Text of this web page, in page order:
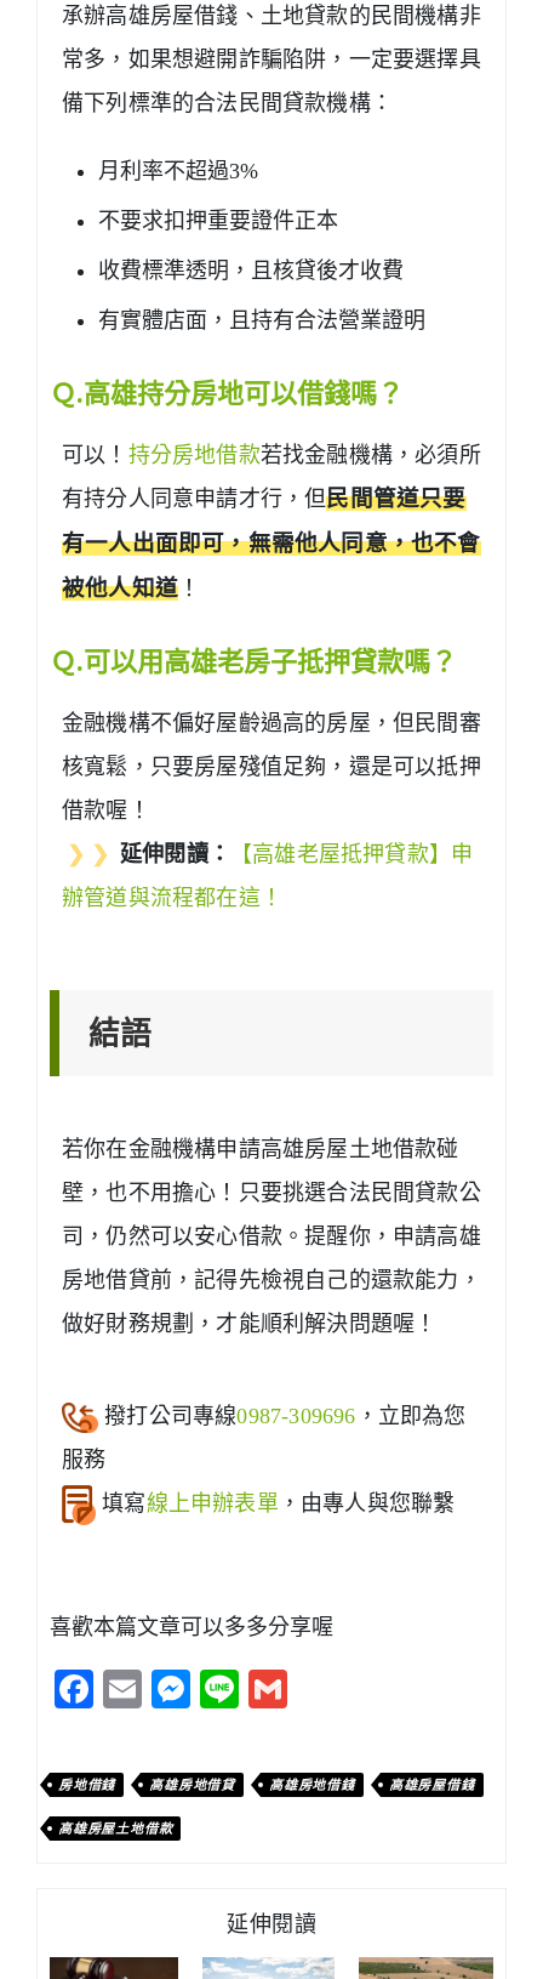
承辦高雄房屋借錢、土地貸款的民間機構非
常多，如果想避開詐騙陷阱，一定要選擇具
備下列標準的合法民間貸款機構：
月利率不超過3%
不要求扣押重要證件正本
收費標準透明，且核貸後才收費
有實體店面，且持有合法營業證明
Ｑ.高雄持分房地可以借錢嗎？
可以！ 持分房地借款若找金融機構，必須所
有持分人同意申請才行，但民間管道只要
有一人出面即可，無需他人同意，也不會
被他人知道 ！
Ｑ.可以用高雄老房子抵押貸款嗎？
金融機構不偏好屋齡過高的房屋，但民間審
核寬鬆，只要房屋殘值足夠，還是可以抵押
借款喔！
❯ ❯ 延伸閱讀：
【高雄老屋抵押貸款】申
辦管道與流程都在這！
結語
若你在金融機構申請高雄房屋土地借款碰
壁，也不用擔心！只要挑選合法民間貸款公
司，仍然可以安心借款。提醒你，申請高雄
房地借貸前，記得先檢視自己的還款能力，
做好財務規劃，才能順利解決問題喔！
撥打公司專線0987-309696 ，立即為您
服務
填寫線上申辦表單 ，由專人與您聯繫
喜歡本篇文章可以多多分享喔
Facebook
EmailMessenger
Line
房地借錢 高雄房地借貸 高雄房地借錢 高雄房屋借錢
高雄房屋土地借款
延伸閱讀